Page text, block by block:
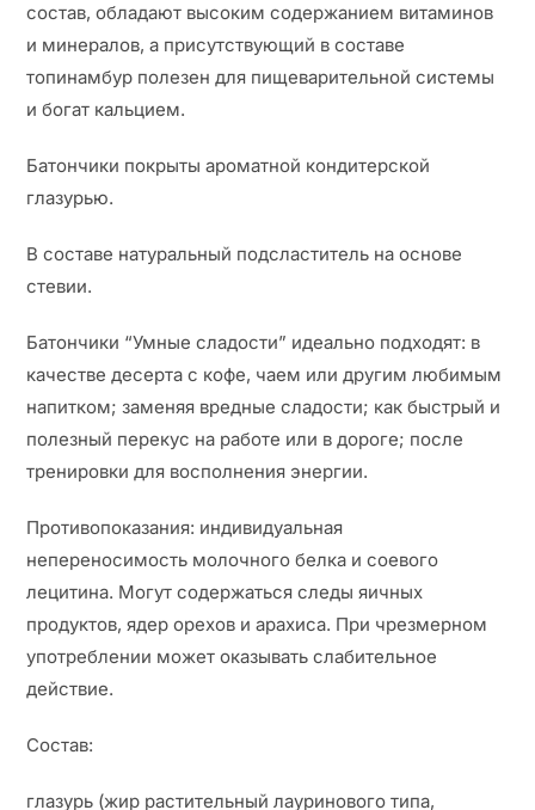
состав, обладают высоким содержанием витаминов
и минералов, а присутствующий в составе
топинамбур полезен для пищеварительной системы
и богат кальцием.
Батончики покрыты ароматной кондитерской
глазурью.
В составе натуральный подсластитель на основе
стевии.
Батончики “Умные сладости” идеально подходят: в
качестве десерта с кофе, чаем или другим любимым
напитком; заменяя вредные сладости; как быстрый и
полезный перекус на работе или в дороге; после
тренировки для восполнения энергии.
Противопоказания: индивидуальная
непереносимость молочного белка и соевого
лецитина. Могут содержаться следы яичных
продуктов, ядер орехов и арахиса. При чрезмерном
употреблении может оказывать слабительное
действие.
Состав:
глазурь (жир растительный лауринового типа,